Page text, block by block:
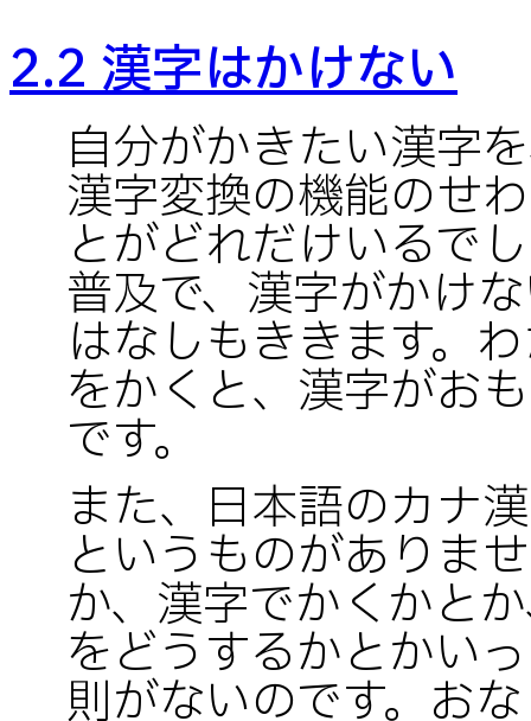
2.2 漢字はかけない
自分がかきたい漢字
漢字変換の機能のせ
とがどれだけいるで
普及で、漢字がかけ
はなしもききます。
をかくと、漢字がお
です。
また、日本語のカナ
というものがありま
か、漢字でかくかと
をどうするかとかい
則がないのです。お